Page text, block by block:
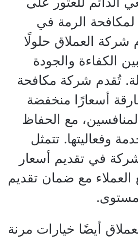
الرمة في
شركة العملاق حلولًا
الكفاءة والجودة
تُقدم شركة مكافحة
أسعارًا منخفضة
مع الحفاظ
وفعاليتها. تتمثل
في تقديم أسعار
العملاء مع ضمان تقديم
أيضًا خيارات مرنة